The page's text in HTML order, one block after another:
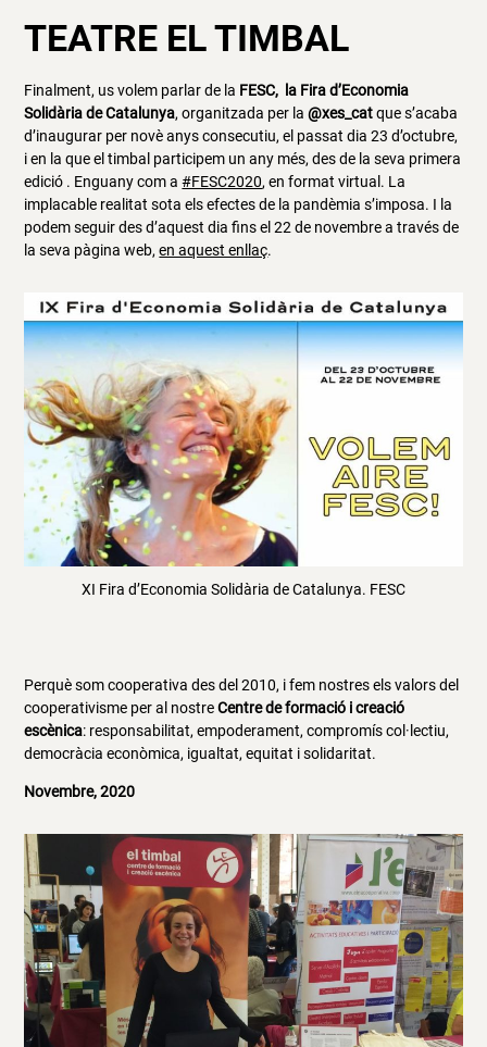
TEATRE EL TIMBAL
Finalment, us volem parlar de la FESC, la Fira d’Economia
Solidària de Catalunya, organitzada per la @xes_catque s’acaba
d’inaugurar per novè anys consecutiu, el passat dia 23 d’octubre,
i en la que el timbal participem un any més, des de la seva primera
edició . Enguany com a#FESC2020, en format virtual. La
implacable realitat sota els efectes de la pandèmia s’imposa. I la
podem seguir des d’aquest dia fins el 22 de novembre a través de
la seva pàgina web,en aquest enllaç.
XI Fira d’Economia Solidària de Catalunya. FESC
Perquè som cooperativa des del 2010, i fem nostres els valors del
cooperativisme per al nostreCentre de formació i creació
escènica: responsabilitat, empoderament, compromís col·lectiu,
democràcia econòmica, igualtat, equitat i solidaritat.
Novembre, 2020